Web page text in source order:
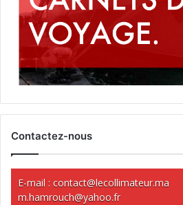
Contactez-nous
E-mail : contact@lecollimateur.ma
m.hamrouch@yahoo.fr